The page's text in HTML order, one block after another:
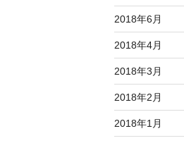
2018年6月
2018年4月
2018年3月
2018年2月
2018年1月